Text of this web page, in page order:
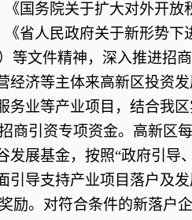
《国务院关于扩大对外开
《省人民政府关于新形势
等文件精神，深入推进招
经济等主体来高新区投资
务业等产业项目 ，结合我
商引资专项资金。高新区
发展基金，按照“政府引导
引导支持产业项目落户及
励。对符合条件的新落户